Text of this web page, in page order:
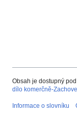
Obsah je dostupný pod
dílo komerčně-
Informace o slovníku